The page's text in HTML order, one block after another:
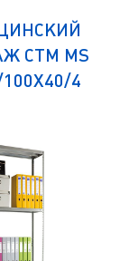
СТМ MS
4